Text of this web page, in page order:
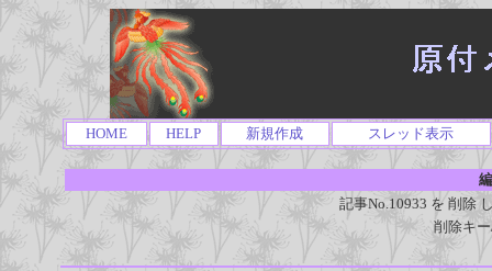
HOME HELP 新規作成 スレッド表示
記事No.10933 を 削除
削除キ